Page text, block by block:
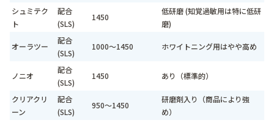
シュミテク
ト
配合
(SLS)
1450
低研磨 (知覚過敏用は特に低研
磨)
オーラツー
配合
(SLS)
1000～1450 ホワイトニング用はやや高め
ノニオ
配合
(SLS)
1450 あり（標準的）
クリアクリ
ーン
配合
(SLS)
950～1450
研磨剤入り（商品により強
め）